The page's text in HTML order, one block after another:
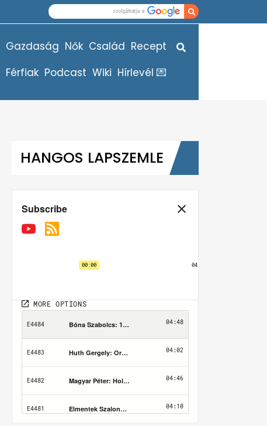
Gazdaság Nők Család Recept
Férfiak Podcast Wiki Hírlevél 💌
HANGOS LAPSZEMLE